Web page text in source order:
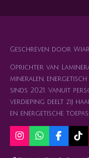
Geschreven door
Oprichter van
mineralen,
sinds 2021. Vanuit
verdieping deelt zij
en energetische
I
n
W
h
F
a
T
i